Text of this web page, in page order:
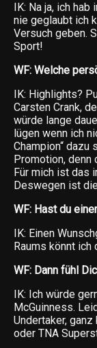
IK: Na ja, ich
nie geglaubt ich
Versuch geben.
Sport!
WF: Welche
IK: Highlights?
Carsten Crank,
würde lange
lügen wenn ich
Champion“ dazu
Promotion, denn
Für mich ist das
Deswegen ist
WF: Hast du
IK: Einen
Raums könnt ich
WF: Dann fühl
IK: Ich würde
McGuinness.
Undertaker,
oder TNA